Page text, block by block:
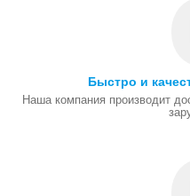
Быстро и
Наша компания производит